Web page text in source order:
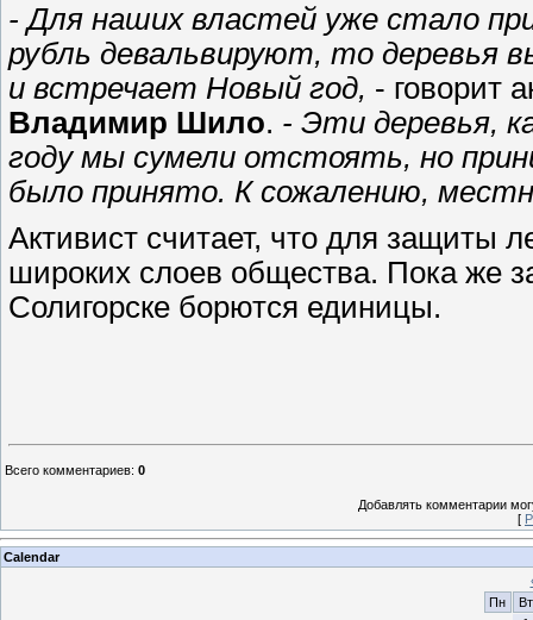
- Для наших властей уже стало
рубль девальвируют, то деревья
и встречает Новый год, - говорит
Владимир Шило. - Эти деревья,
году мы сумели отстоять, но
было принято. К сожалению,
Активист считает, что для защиты
широких слоев общества. Пока же
Солигорске борются единицы.
Всего комментариев: 0
Добавлять комментарии
[
Calendar
Пн
Вт